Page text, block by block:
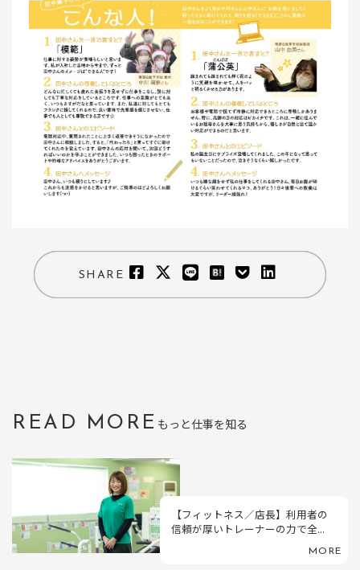
SHARE
READ MORE もっと仕事を知る
【フィットネス／店長】利用者の
信頼が厚いトレーナーの力で全...
MORE